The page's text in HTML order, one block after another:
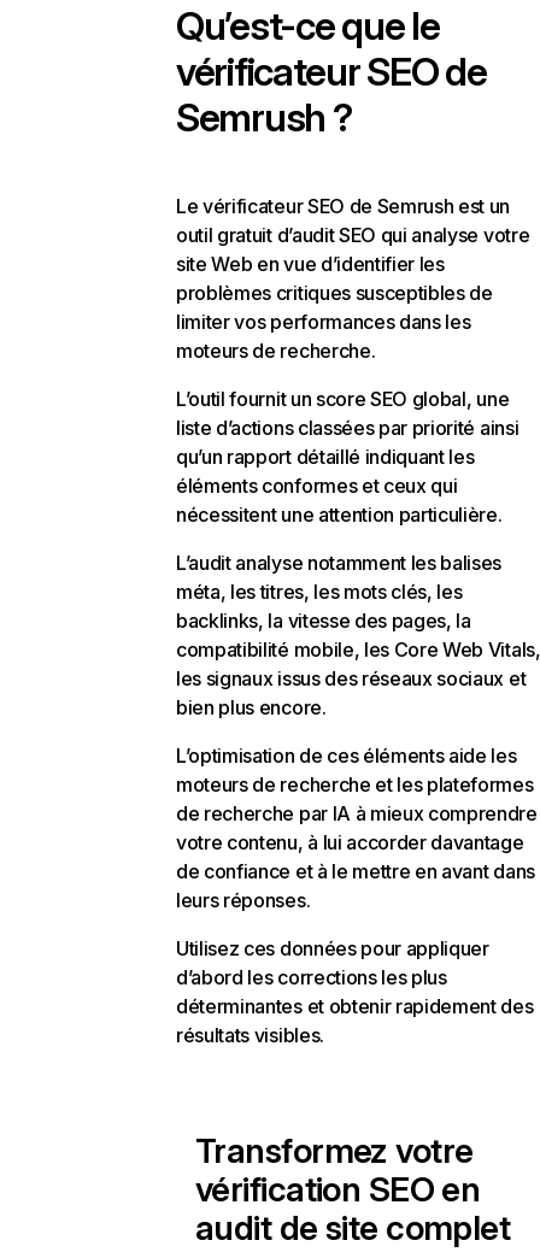
Qu’est-ce que le
vérificateur SEO de
Semrush ?
Le vérificateur SEO de Semrush est un
outil gratuit d’audit SEO qui analyse votre
site Web en vue d’identifier les
problèmes critiques susceptibles de
limiter vos performances dans les
moteurs de recherche.
L’outil fournit un score SEO global, une
liste d’actions classées par priorité ainsi
qu’un rapport détaillé indiquant les
éléments conformes et ceux qui
nécessitent une attention particulière.
L’audit analyse notamment les balises
méta, les titres, les mots clés, les
backlinks, la vitesse des pages, la
compatibilité mobile, les Core Web Vitals,
les signaux issus des réseaux sociaux et
bien plus encore.
L’optimisation de ces éléments aide les
moteurs de recherche et les plateformes
de recherche par IA à mieux comprendre
votre contenu, à lui accorder davantage
de confiance et à le mettre en avant dans
leurs réponses.
Utilisez ces données pour appliquer
d’abord les corrections les plus
déterminantes et obtenir rapidement des
résultats visibles.
Transformez votre
vérification SEO en
audit de site complet